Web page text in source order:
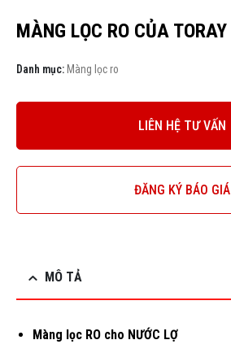
MÀNG LỌC RO CỦA TORAY
Danh mục: Màng lọc ro
LIÊN HỆ TƯ VẤN
ĐĂNG KÝ BÁO GIÁ
MÔ TẢ
Màng lọc RO cho NƯỚC LỢ